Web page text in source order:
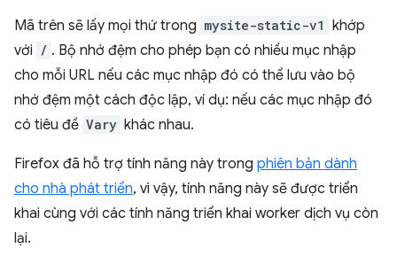
Mã trên sẽ lấy mọi thứ trong mysite-static-v1 khớp
với / . Bộ nhớ đệm cho phép bạn có nhiều mục nhập
cho mỗi URL nếu các mục nhập đó có thể lưu vào bộ
nhớ đệm một cách độc lập, ví dụ: nếu các mục nhập đó
có tiêu đề Vary khác nhau.
Firefox đã hỗ trợ tính năng này trong phiên bản dành
cho nhà phát triển, vì vậy, tính năng này sẽ được triển
khai cùng với các tính năng triển khai worker dịch vụ còn
lại.